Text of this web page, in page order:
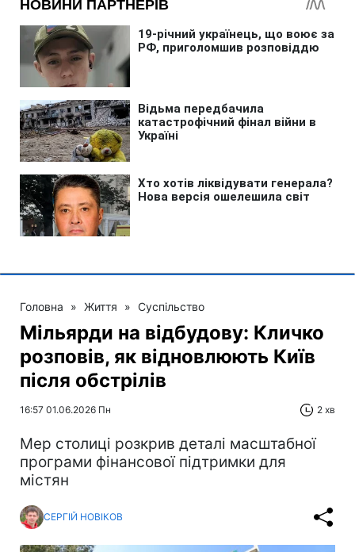
Головна » Життя » Суспільство
Мільярди на відбудову: Кличко
розповів, як відновлюють Київ
після обстрілів
16:57 01.06.2026 Пн 2 хв
Мер столиці розкрив деталі масштабної
програми фінансової підтримки для
містян
СЕРГІЙ НОВІКОВ